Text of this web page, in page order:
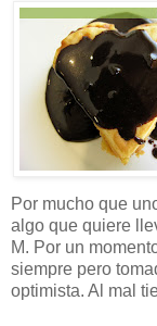
Por mucho que
algo que quiere
M. Por un
siempre pero
optimista. Al mal